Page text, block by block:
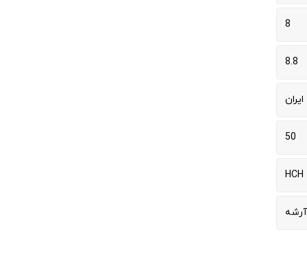
8
8.8
ایران
50
HCH
آرشه